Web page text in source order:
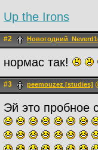
Up the Irons
#2
нормас так!
#3 peemouzez [studies]
Эй это пробное